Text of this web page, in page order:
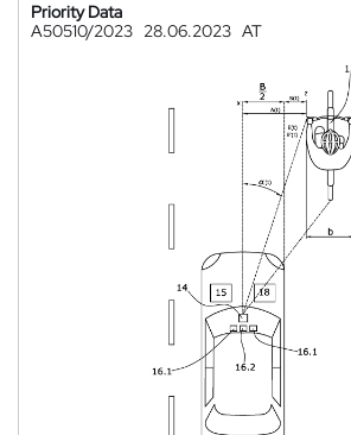
Priority Data
A50510/2023 28.06.2023 AT